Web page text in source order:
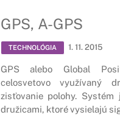
GPS, A-GPS
TECHNOLÓGIA 1. 11. 2015
GPS alebo Global
celosvetovo využívaný
zisťovanie polohy.
družicami, ktoré vysielajú